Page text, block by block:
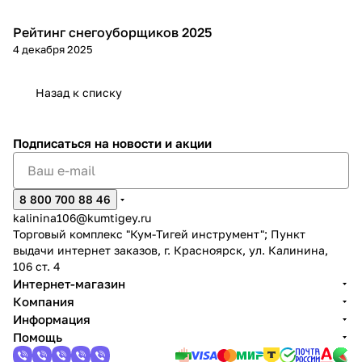
Зимняя
Рейтинг снегоуборщиков 2025
4 декабря 2025
Назад к списку
Подписаться на новости и акции
8 800 700 88 46
kalinina106@kumtigey.ru
Торговый комплекс "Кум-Тигей инструмент"; Пункт
выдачи интернет заказов, г. Красноярск, ул. Калинина,
106 ст. 4
Интернет-магазин
Компания
Информация
Помощь